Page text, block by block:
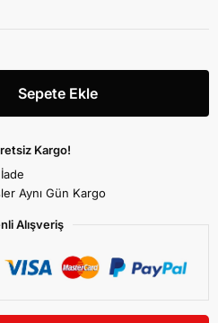
Sepete Ekle
Kargo!
Aynı Gün Kargo
Alışveriş